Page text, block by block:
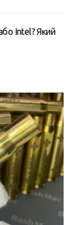
Intel? Який